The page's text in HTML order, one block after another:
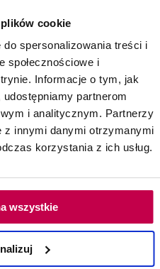
cookie
spersonalizowania treści i
społecznościowe i
Informacje o tym, jak
partnerom
i analitycznym. Partnerzy
z innymi danymi otrzymanymi
korzystania z ich usług.
wszystkie